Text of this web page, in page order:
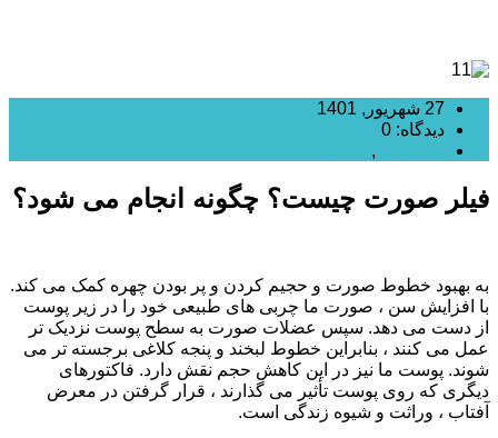
27 شهریور, 1401
دیدگاه: 0
,
فیلر صورت چیست؟ چگونه انجام می شود؟
به بهبود خطوط صورت و حجیم کردن و پر بودن چهره کمک می کند.
با افزایش سن ، صورت ما چربی های طبیعی خود را در زیر پوست
از دست می دهد. سپس عضلات صورت به سطح پوست نزدیک تر
عمل می کنند ، بنابراین خطوط لبخند و پنجه کلاغی برجسته تر می
شوند. پوست ما نیز در این کاهش حجم نقش دارد. فاکتورهای
دیگری که روی پوست تأثیر می گذارند ، قرار گرفتن در معرض
آفتاب ، وراثت و شیوه زندگی است.